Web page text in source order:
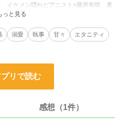
イケメン隠れピアニスト×藤原有咲 素
溺愛 執事 甘々
エタニティ
プリで読む
感想（1件）